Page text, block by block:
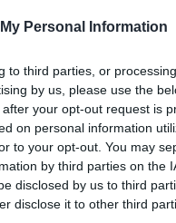
Personal Information
to third parties, or
by us, please use the
your opt-out request is
on personal information
to your opt-out. You may
by third parties on the
disclosed by us to third
disclose it to other third